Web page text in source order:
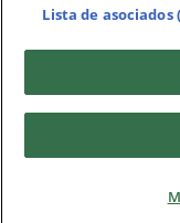
Copyright ©
Términos y
Lista de asociados